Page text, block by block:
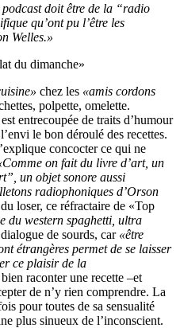
doit être de la “radio
qu’ont pu l’être les
Welles.»
du dimanche»
chez les «amis cordons
polpette, omelette.
entrecoupée de traits d’humour
le bon déroulé des recettes.
concocter ce qui ne
on fait du livre d’art, un
un objet sonore aussi
radiophoniques d’Orson
loser, ce réfractaire de «Top
du western spaghetti, ultra
de sourds, car «être
étrangères permet de se laisser
ce plaisir de la
raconter une recette –et
de n’y rien comprendre. La
pour toutes de sa sensualité
plus sinueux de l’inconscient.